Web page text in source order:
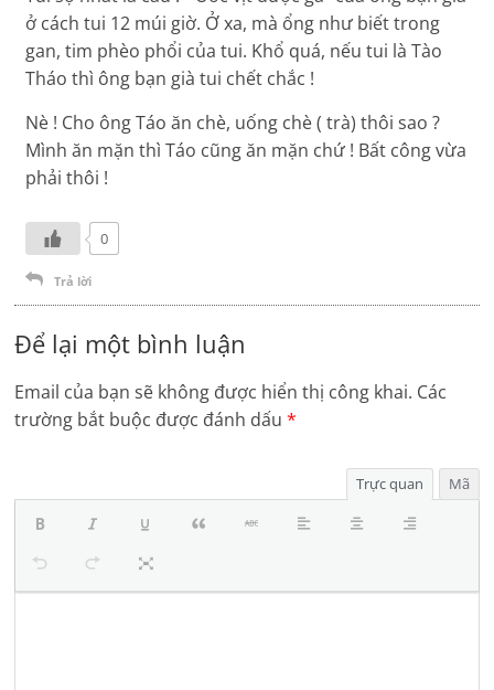
ở cách tui 12 múi giờ. Ở xa, mà ổng như biết trong
gan, tim phèo phổi của tui. Khổ quá, nếu tui là Tào
Tháo thì ông bạn già tui chết chắc !
Nè ! Cho ông Táo ăn chè, uống chè ( trà) thôi sao ?
Mình ăn mặn thì Táo cũng ăn mặn chứ ! Bất công vừa
phải thôi !
0
Trả lời
Để lại một bình luận
Email của bạn sẽ không được hiển thị công khai. Các
trường bắt buộc được đánh dấu*
Trực quan Mã